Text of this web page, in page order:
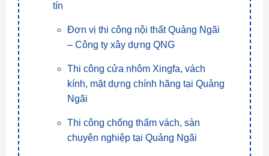
tín
Đơn vị thi công nội thất Quảng Ngãi
– Công ty xây dựng QNG
Thi công cửa nhôm Xingfa, vách
kính, mặt dựng chính hãng tại Quảng
Ngãi
Thi công chống thấm vách, sàn
chuyên nghiệp tại Quảng Ngãi